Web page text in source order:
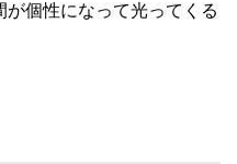
個性になって光ってくる